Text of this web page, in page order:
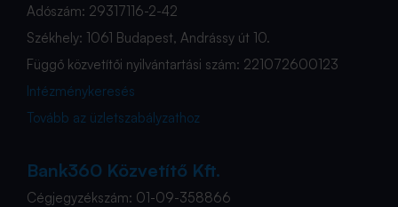
Adószám: 29317116-2-42
Székhely: 1061 Budapest, Andrássy út 10.
Függő közvetítői nyilvántartási szám: 221072600123
Intézménykeresés
Tovább az üzletszabályzathoz
Bank360 Közvetítő Kft.
Cégjegyzékszám: 01-09-358866